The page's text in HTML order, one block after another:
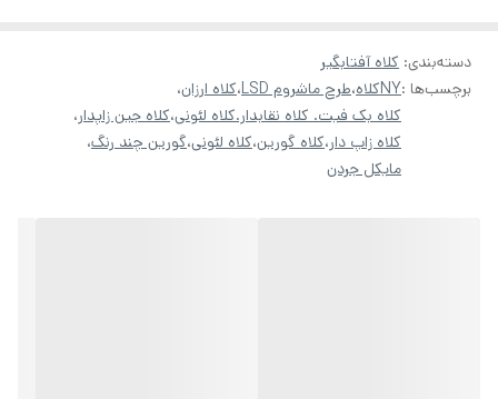
دسته‌بندی: کلاه آفتابگیر
برچسب‌ها :NYکلاه ،طرح ماشروم LSD ،کلاه ارزان،
کلاه بک فیت. کلاه نقابدار.کلاه لئونی،کلاه جین زاپدار،
کلاه زاپ دار،کلاه گورین،کلاه لئونی،گورین چند رنگ،
مایکل جردن